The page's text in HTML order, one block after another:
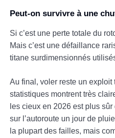
Peut-on survivre à une
Si c’est une perte totale du
Mais c’est une défaillance
titane surdimensionnés
Au final, voler reste un
statistiques montrent très
les cieux en 2026 est plus
sur l’autoroute un jour de
la plupart des failles, mais